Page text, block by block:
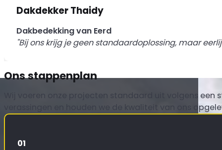
Dakdekker Thaidy
Dakbedekking van Eerd
"Bij ons krijg je geen standaardoplossing, maar
Ons stappenplan
Wij voeren onze projecten standaard uit volgens
verassingen en houden we de kwaliteit van ons
01